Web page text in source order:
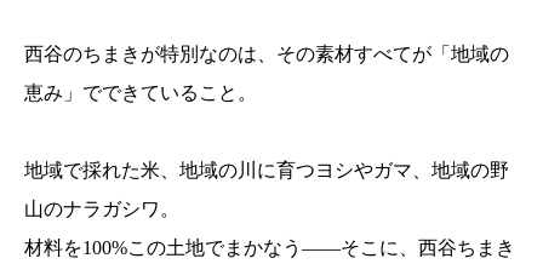
西谷のちまきが特別なのは、その素材すべてが「地域の
恵み」でできていること。
地域で採れた米、地域の川に育つヨシやガマ、地域の野
山のナラガシワ。
材料を100%この土地でまかなう——そこに、西谷ちまき